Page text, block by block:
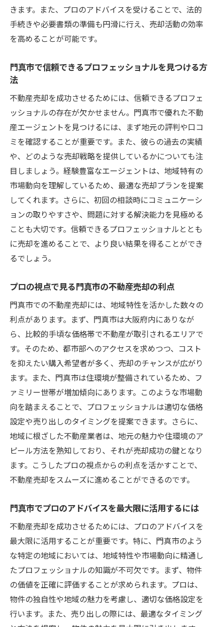
きます。また、プロのアドバイスを受けることで、法的
手続きや必要書類の準備も円滑に行え、売却活動の効率
を高めることが可能です。
門真市で信頼できるプロフェッショナルを見つける方
法
不動産売却を成功させるためには、信頼できるプロフェ
ッショナルの存在が欠かせません。門真市で優れた不動
産エージェントを見つけるには、まず地元の評判や口コ
ミを確認することが重要です。また、彼らの過去の実績
や、どのような売却戦略を提供しているかについても注
目しましょう。経験豊富なエージェントは、地域特有の
市場動向を理解しているため、最適な売却プランを提案
してくれます。さらに、初回の相談時にコミュニケーシ
ョンの取りやすさや、問題に対する解決能力を見極める
ことも大切です。信頼できるプロフェッショナルととも
に売却を進めることで、より良い結果を得ることができ
るでしょう。
プロの視点で見る門真市の不動産売却の利点
門真市での不動産売却には、地域特性を活かした数々の
利点があります。まず、門真市は大阪府内にありなが
ら、比較的手頃な価格帯で不動産が取引されるエリアで
す。そのため、都市部へのアクセスを求めつつ、コスト
を抑えたい購入希望者が多く、売却のチャンスが広がり
ます。また、門真市は住環境が整備されているため、フ
ァミリー世帯が増加傾向にあります。このような市場動
向を踏まえることで、プロフェッショナルは適切な価格
設定や売り出しのタイミングを提案できます。さらに、
地域に根ざした不動産業者は、地元の魅力や住環境のア
ピール方法を熟知しており、それが売却成功の鍵となり
ます。こうしたプロの視点からの利点を活かすことで、
不動産売却をスムーズに進めることができるのです。
門真市でプロのアドバイスを最大限に活用するには
不動産売却を成功させるためには、プロのアドバイスを
最大限に活用することが重要です。特に、門真市のよう
な特定の地域においては、地域特性や市場動向に精通し
たプロフェッショナルの知識が不可欠です。まず、物件
の価値を正確に評価することが求められます。プロは、
物件の独自性や地域の魅力を考慮し、適切な価格設定を
行います。また、売り出しの際には、最適なタイミング